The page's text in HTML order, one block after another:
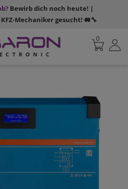
Bewirb dich noch heute! |
Mechaniker gesucht! 🚐🔧
0